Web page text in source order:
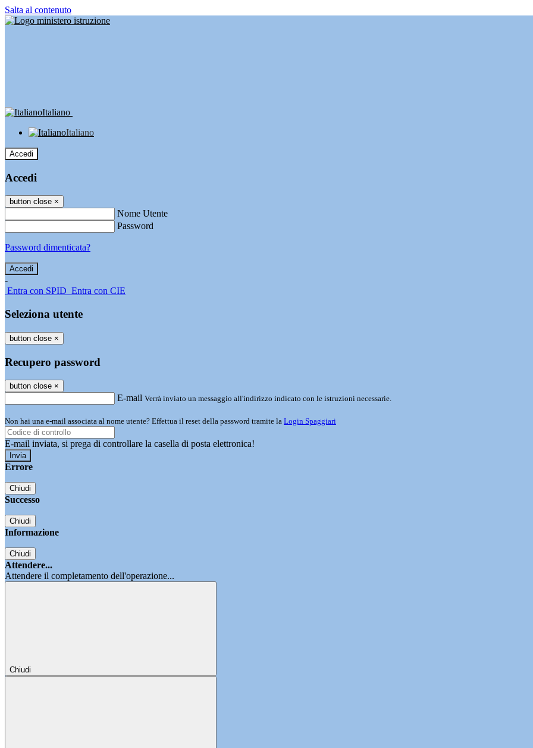
Salta al contenuto
Italiano
Italiano
Accedi
Accedi
button close ×
Nome Utente
Password
Password dimenticata?
-
Entra con SPID Entra con CIE
Seleziona utente
button close ×
Recupero password
button close ×
E-mail Verrà inviato un messaggio all'indirizzo indicato con le istruzioni necessarie.
Non hai una e-mail associata al nome utente? Effettua il reset della password tramite la Login Spaggiari
E-mail inviata, si prega di controllare la casella di posta elettronica!
Errore
Chiudi
Successo
Chiudi
Informazione
Chiudi
Attendere...
Attendere il completamento dell'operazione...
Chiudi